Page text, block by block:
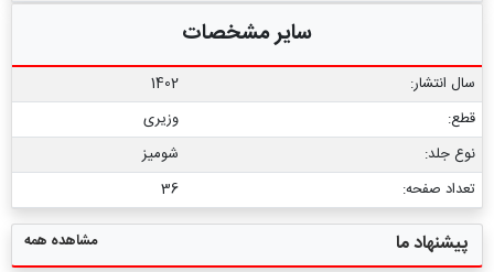
سایر مشخصات
سال انتشار:
1402
قطع:
وزیری
نوع جلد:
شومیز
تعداد صفحه:
36
پیشنهاد ما مشاهده همه